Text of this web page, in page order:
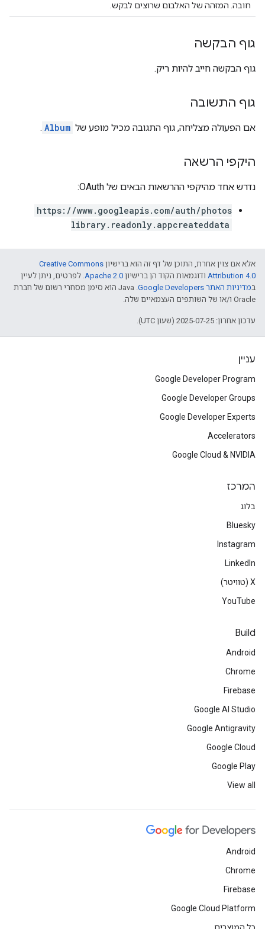
חובה. המזהה של האלבום שרוצים לבקש.
גוף הבקשה
גוף הבקשה חייב להיות ריק.
גוף התשובה
אם הפעולה מצליחה, גוף התגובה מכיל מופע של Album
.
היקפי הרשאה
נדרש אחד מהיקפי ההרשאות הבאים של OAuth:
https://www.googleapis.com/auth/photos
library.readonly.appcreateddata
אלא אם צוין אחרת, התוכן של דף זה הוא ברישיון Creative Commons
Attribution 4.0 ודוגמאות הקוד הן ברישיון Apache 2.0. לפרטים, ניתן לעיין
במדיניות האתר Google Developers‏
.‏ Java הוא סימן מסחרי רשום של חברת
Oracle ו/או של השותפים העצמאיים שלה.
עדכון אחרון: 2025-07-25 (שעון UTC).
עניין
Google Developer Program
Google Developer Groups
Google Developer Experts
Accelerators
Google Cloud & NVIDIA
המרכז
בלוג
Bluesky
Instagram
LinkedIn
‫X (טוויטר)
YouTube
Build
Android
Chrome
Firebase
Google AI Studio
Google Antigravity
Google Cloud
Google Play
View all
Android
Chrome
Firebase
Google Cloud Platform